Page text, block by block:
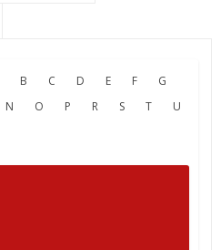
B C D E F
G
N O P R S T
U